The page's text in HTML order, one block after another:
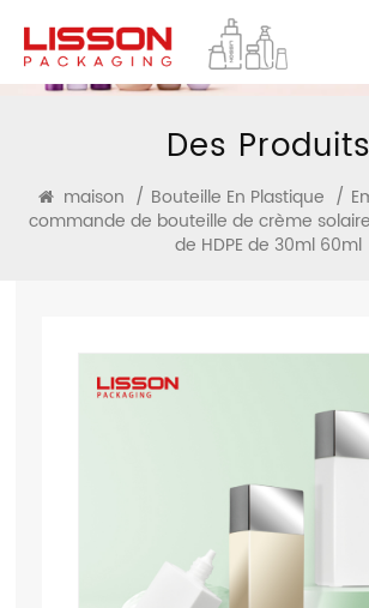
Des Produits
maison / Bouteille En Plastique /
commande de bouteille de crème
de HDPE de 30ml 60ml